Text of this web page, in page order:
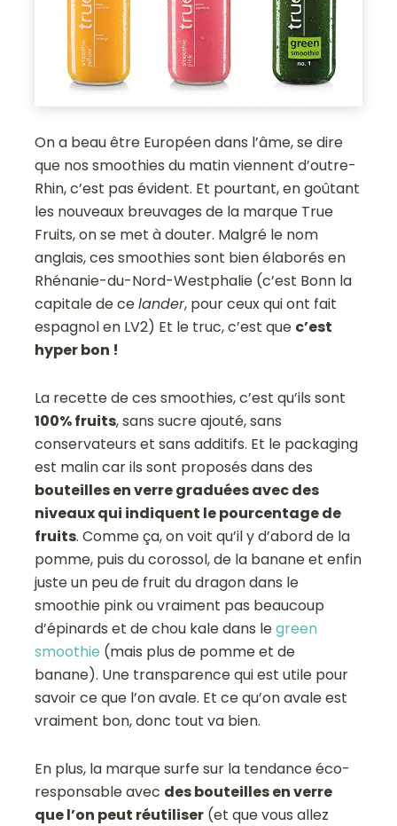
On a beau être Européen dans l’âme, se dire
que nos smoothies du matin viennent d’outre-
Rhin, c’est pas évident. Et pourtant, en goûtant
les nouveaux breuvages de la marque True
Fruits, on se met à douter. Malgré le nom
anglais, ces smoothies sont bien élaborés en
Rhénanie-du-Nord-Westphalie (c’est Bonn la
capitale de celander, pour ceux qui ont fait
espagnol en LV2) Et le truc, c’est que c’est
hyper bon !
La recette de ces smoothies, c’est qu’ils sont
100% fruits, sans sucre ajouté, sans
conservateurs et sans additifs. Et le packaging
est malin car ils sont proposés dans des
bouteilles en verre graduées avec des
niveaux qui indiquent le pourcentage de
fruits. Comme ça, on voit qu’il y d’abord de la
pomme, puis du corossol, de la banane et enfin
juste un peu de fruit du dragon dans le
smoothie pink ou vraiment pas beaucoup
d’épinards et de chou kale dans legreen
smoothie (mais plus de pomme et de
banane). Une transparence qui est utile pour
savoir ce que l’on avale. Et ce qu’on avale est
vraiment bon, donc tout va bien.
En plus, la marque surfe sur la tendance éco-
responsable avec des bouteilles en verre
que l’on peut réutiliser (et que vous allez